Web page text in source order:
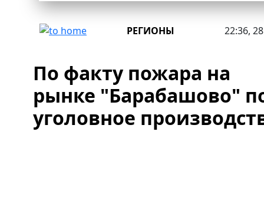
РЕГИОНЫ 22:36,
По факту пожара на
рынке "Барабашово"
уголовное